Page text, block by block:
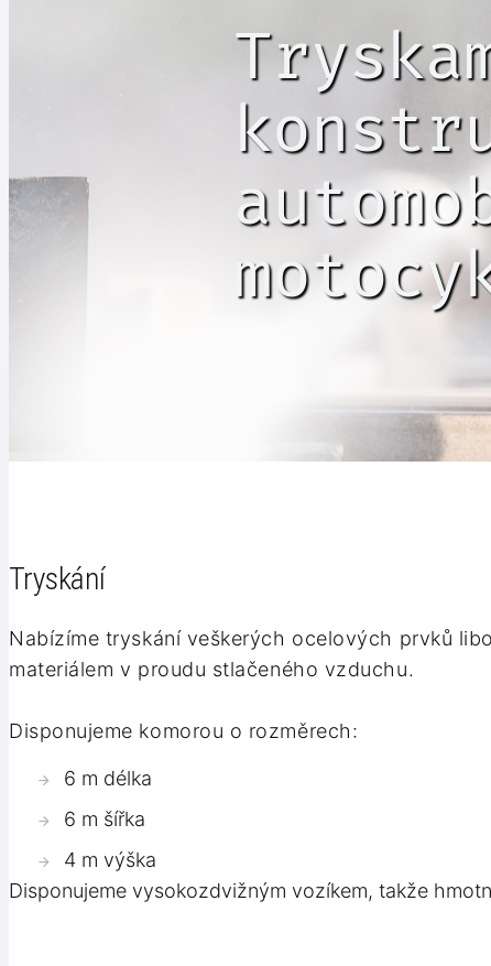
Tryskání
Nabízíme tryskání veškerých ocelových prvků
materiálem v proudu stlačeného vzduchu.
Disponujeme komorou o rozměrech:
6 m délka
6 m šířka
4 m výška
Disponujeme vysokozdvižným vozíkem, takže